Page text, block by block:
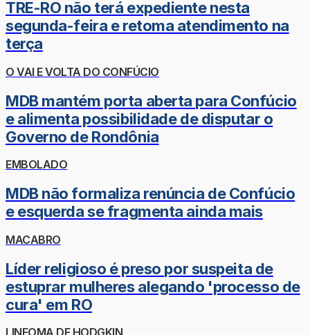
TRE-RO não terá expediente nesta
segunda-feira e retoma atendimento na
terça
O VAI E VOLTA DO CONFÚCIO
MDB mantém porta aberta para Confúcio
e alimenta possibilidade de disputar o
Governo de Rondônia
EMBOLADO
MDB não formaliza renúncia de Confúcio
e esquerda se fragmenta ainda mais
MACABRO
Líder religioso é preso por suspeita de
estuprar mulheres alegando 'processo de
cura' em RO